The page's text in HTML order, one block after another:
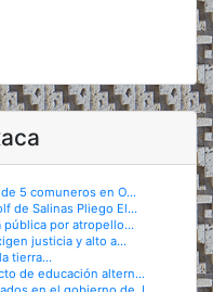
5 comuneros en O...
de Salinas Pliego El...
pública por atropello...
justicia y alto a...
tierra...
de educación altern...